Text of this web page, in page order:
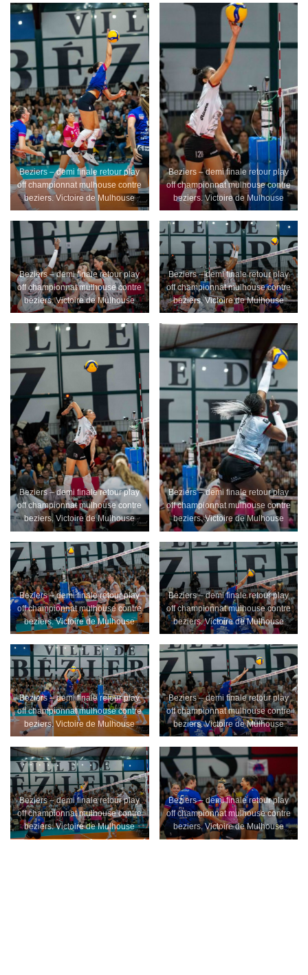
Beziers – demi finale retour play
off championnat mulhouse contre
beziers. Victoire de Mulhouse
Beziers – demi finale retour play
off championnat mulhouse contre
beziers. Victoire de Mulhouse
Beziers – demi finale retour play
off championnat mulhouse contre
beziers. Victoire de Mulhouse
Beziers – demi finale retour play
off championnat mulhouse contre
beziers. Victoire de Mulhouse
Beziers – demi finale retour play
off championnat mulhouse contre
beziers. Victoire de Mulhouse
Beziers – demi finale retour play
off championnat mulhouse contre
beziers. Victoire de Mulhouse
Beziers – demi finale retour play
off championnat mulhouse contre
beziers. Victoire de Mulhouse
Beziers – demi finale retour play
off championnat mulhouse contre
beziers. Victoire de Mulhouse
Beziers – demi finale retour play
off championnat mulhouse contre
beziers. Victoire de Mulhouse
Beziers – demi finale retour play
off championnat mulhouse contre
beziers. Victoire de Mulhouse
Beziers – demi finale retour play
off championnat mulhouse contre
beziers. Victoire de Mulhouse
Beziers – demi finale retour play
off championnat mulhouse contre
beziers. Victoire de Mulhouse